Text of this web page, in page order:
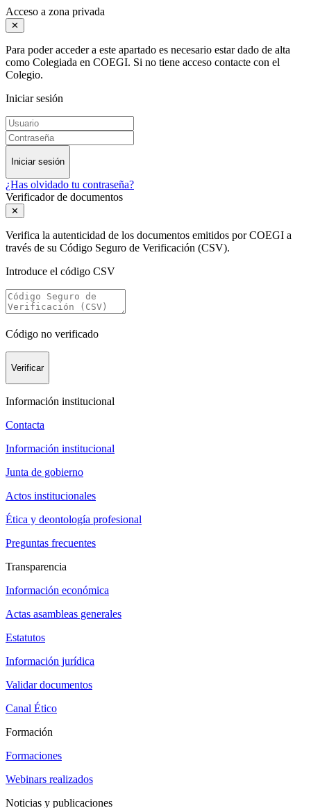
Acceso a zona privada
✕
Para poder acceder a este apartado es necesario estar dado de alta
como Colegiada en COEGI. Si no tiene acceso contacte con el
Colegio.
Iniciar sesión
Iniciar sesión
¿Has olvidado tu contraseña?
Verificador de documentos
✕
Verifica la autenticidad de los documentos emitidos por COEGI a
través de su Código Seguro de Verificación (CSV).
Introduce el código CSV
Código no verificado
Verificar
Información institucional
Contacta
Información institucional
Junta de gobierno
Actos institucionales
Ética y deontología profesional
Preguntas frecuentes
Transparencia
Información económica
Actas asambleas generales
Estatutos
Información jurídica
Validar documentos
Canal Ético
Formación
Formaciones
Webinars realizados
Noticias y publicaciones